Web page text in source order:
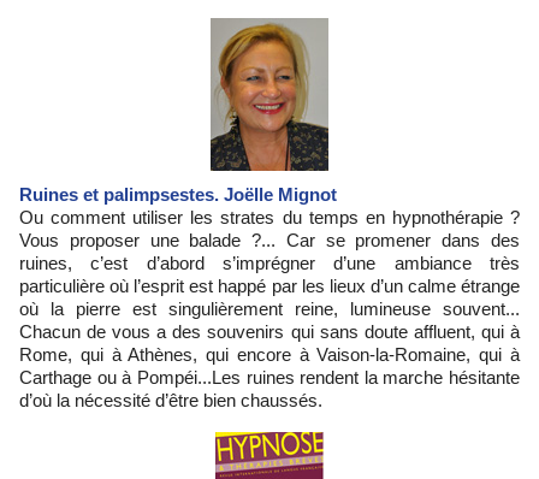
Ruines et palimpsestes. Joëlle Mignot
Ou comment utiliser les strates du temps en hypnothérapie ?
Vous proposer une balade ?... Car se promener dans des
ruines, c’est d’abord s’imprégner d’une ambiance très
particulière où l’esprit est happé par les lieux d’un calme étrange
où la pierre est singulièrement reine, lumineuse souvent...
Chacun de vous a des souvenirs qui sans doute affluent, qui à
Rome, qui à Athènes, qui encore à Vaison-la-Romaine, qui à
Carthage ou à Pompéi...Les ruines rendent la marche hésitante
d’où la nécessité d’être bien chaussés.